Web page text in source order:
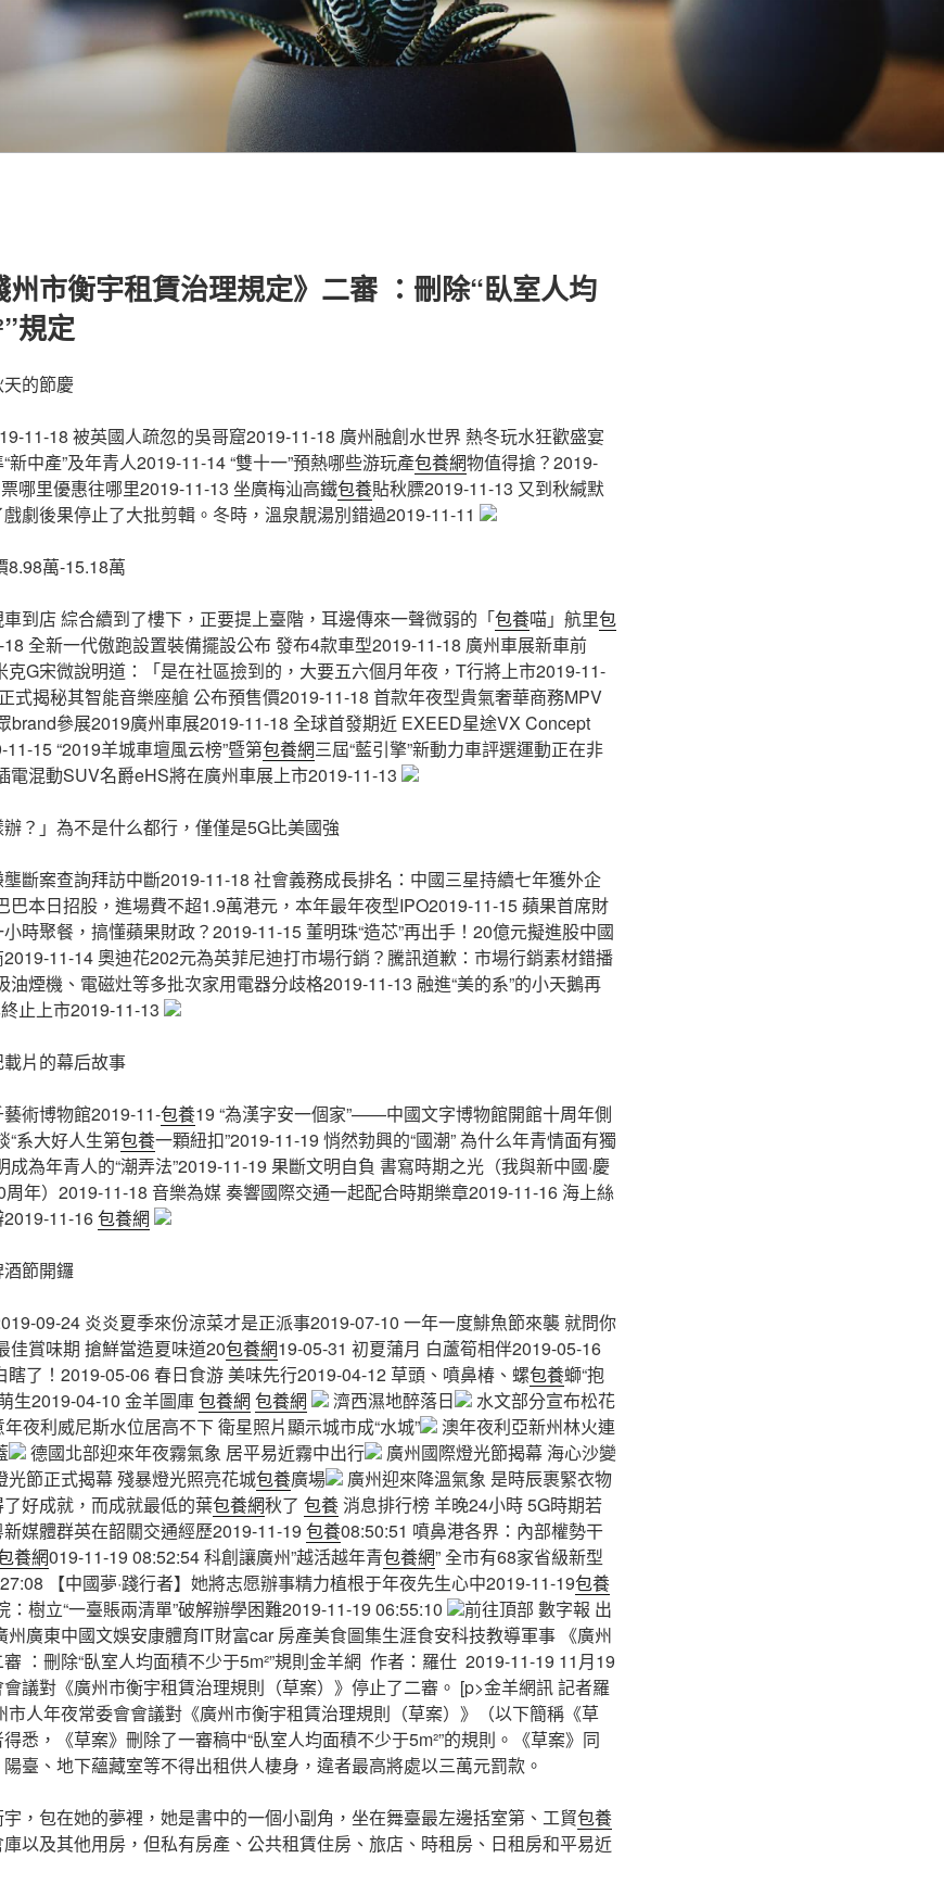
州市衡宇租賃治理規定》二審 ：刪除“臥室人均
規定
的節慶
11-18 被英國人疏忽的吳哥窟2019-11-18 廣州融創水世界 熱冬玩水狂歡盛宴
新中產”及年青人2019-11-14 “雙十一”預熱哪些游玩產包養網物值得搶？2019-
哪里優惠往哪里2019-11-13 坐廣梅汕高鐵包養貼秋膘2019-11-13 又到秋緘默
劇後果停止了大批剪輯。冬時，溫泉靚湯別錯過2019-11-11
8.98萬-15.18萬
到店 綜合續到了樓下，正要提上臺階，耳邊傳來一聲微弱的「包養喵」航里包
全新一代傲跑設置裝備擺設公布 發布4款車型2019-11-18 廣州車展新車前
克G宋微說明道：「是在社區撿到的，大要五六個月年夜，T行將上市2019-11-
式揭秘其智能音樂座艙 公布預售價2019-11-18 首款年夜型貴氣奢華商務MPV
brand參展2019廣州車展2019-11-18 全球首發期近 EXEED星途VX Concept
15 “2019羊城車壇風云榜”暨第包養網三屆“藍引擎”新動力車評選運動正在非
電混動SUV名爵eHS將在廣州車展上市2019-11-13
？」為不是什么都行，僅僅是5G比美國強
斷案查詢拜訪中斷2019-11-18 社會義務成長排名：中國三星持續七年獲外企
巴本日招股，進場費不超1.9萬港元，本年最年夜型IPO2019-11-15 蘋果首席財
時聚餐，搞懂蘋果財政？2019-11-15 董明珠“造芯”再出手！20億元擬進股中國
11-14 奧迪花202元為英菲尼迪打市場行銷？騰訊道歉：市場行銷素材錯播
油煙機、電磁灶等多批次家用電器分歧格2019-11-13 融進“美的系”的小天鵝再
止上市2019-11-13
載片的幕后故事
術博物館2019-11-包養19 “為漢字安一個家”——中國文字博物館開館十周年側
“系大好人生第包養一顆紐扣”2019-11-19 悄然勃興的“國潮” 為什么年青情面有獨
為年青人的“潮弄法”2019-11-19 果斷文明自負 書寫時期之光（我與新中國·慶
年）2019-11-18 音樂為媒 奏響國際交通一起配合時期樂章2019-11-16 海上絲
11-16包養網
節開鑼
09-24 炎炎夏季來份涼菜才是正派事2019-07-10 一年一度鯡魚節來襲 就問你
佳賞味期 搶鮮當造夏味道20包養網19-05-31 初夏蒲月 白蘆筍相伴2019-05-16
瞎了！2019-05-06 春日食游 美味先行2019-04-12 草頭、噴鼻椿、螺包養螄“抱
生2019-04-10 金羊圖庫包養網 包養網 濟西濕地醉落日
水文部分宣布松花
年夜利威尼斯水位居高不下 衛星照片顯示城市成“水城”
澳年夜利亞新州林火連
德國北部迎來年夜霧氣象 居平易近霧中出行
廣州國際燈光節揭幕 海心沙變
光節正式揭幕 殘暴燈光照亮花城包養廣場
廣州迎來降溫氣象 是時辰裹緊衣物
好成就，而成就最低的葉包養網秋了 包養消息排行榜 羊晚24小時 5G時期若
媒體群英在韶關交通經歷2019-11-19 包養08:50:51 噴鼻港各界：內部權勢干
養網019-11-19 08:52:54 科創讓廣州”越活越年青包養網” 全市有68家省級新型
【中國夢·踐行者】她將志愿辦事精力植根于年夜先生心中2019-11-19包養
：樹立“一臺賬兩清單”破解辦學困難2019-11-19 06:55:10
前往頂部 數字報 出
州廣東中國文娛安康體育IT財富car 房產美食圖集生涯食安科技教導軍事 《廣州
：刪除“臥室人均面積不少于5m²”規則金羊網 作者：羅仕 2019-11-19 11月19
議對《廣州市衡宇租賃治理規則（草案）》停止了二審。 [p>金羊網訊 記者羅
人年夜常委會會議對《廣州市衡宇租賃治理規則（草案）》（以下簡稱《草
悉，《草案》刪除了一審稿中“臥室人均面積不少于5m²”的規則。《草案》同
臺、地下蘊藏室等不得出租供人棲身，違者最高將處以三萬元罰款。
，包在她的夢裡，她是書中的一個小副角，坐在舞臺最左邊括室第、工貿包養
以及其他用房，但私有房產、公共租賃住房、旅店、時租房、日租房和平易近